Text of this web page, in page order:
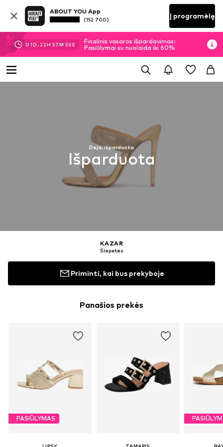
ABOUT YOU App
(152 700) Į programėlę
01D. 22H 57M 52 S
Finalinis vasaros išpardavimas:
Pasiūlymai su nuolaida iki 60%
Deja, išparduota
Išparduota
KAZAR
Šlepetės
Priminti, kai bus prekyboje
Panašios prekės
PASIŪLYMAS